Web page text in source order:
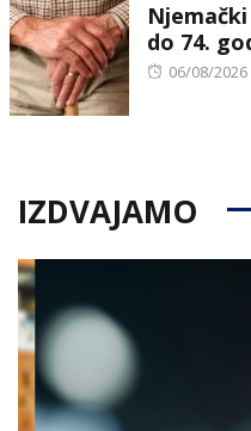
do 74.
Posted
06/08/2026
IZDVAJAMO